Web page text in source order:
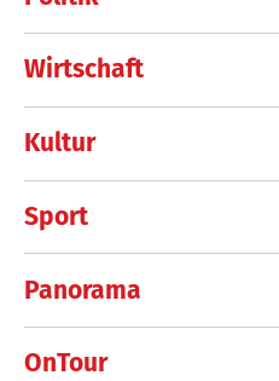
Wirtschaft
Kultur
Sport
Panorama
OnTour